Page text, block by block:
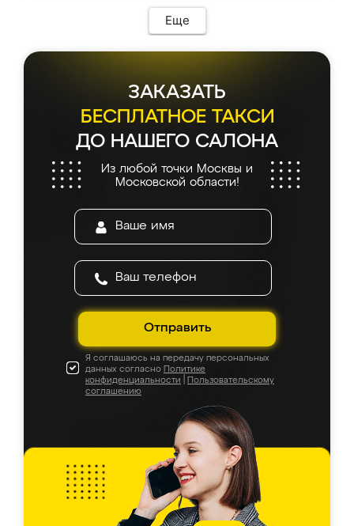
Еще
ЗАКАЗАТЬ
БЕСПЛАТНОЕ ТАКСИ
ДО НАШЕГО САЛОНА
Из любой точки Москвы и
Московской области!
Отправить
Я соглашаюсь на передачу персональных
данных согласно Политике
конфиденциальности
Пользовательскому
соглашению